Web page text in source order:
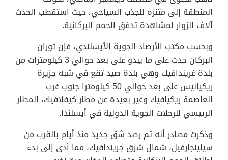
المنطقة إلى متنزه للجذب السياحي، حيث استقطب الحدث
آلاف الزوار لمشاهدة تدفق الحمم البركانية.
وبحسب مكتب الأرصاد الجوية الأيسلندي، فإن ثوران
البركان حدث على ما يبدو على بعد حوالي 3 كيلومترات من
بلدة غريندافيك وهي بلدة صيد تقع في شبه جزيرة
ريكيانيس على بعد حوالي 50 كيلومترا جنوب غرب
العاصمة ريكيافيك وغير بعيدة عن مطار كيفلافيك، المطار
الرئيسي للرحلات الجوية الدولية في أيسلندا.
وذكرت مصادر أنه تم رصد شق جديد منذ أيام بالقرب من
سيلينجارفيل، شمال شرق جريندافيك، مما أدى إلى بدء